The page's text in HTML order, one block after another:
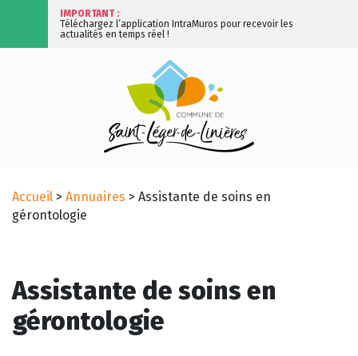
IMPORTANT :
Téléchargez l’application IntraMuros pour recevoir les
actualités en temps réel !
Accueil > Annuaires > Assistante de soins en
gérontologie
Assistante de soins en
gérontologie